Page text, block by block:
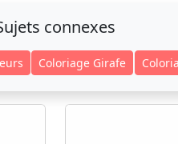
connexes
Coloriage Girafe